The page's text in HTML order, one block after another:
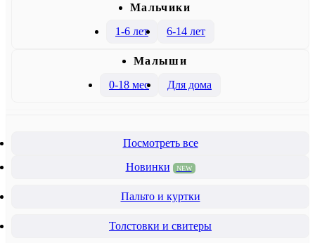
Mальчики
1-6 лет
6-14 лет
Малыши
0-18 мес
Для дома
Посмотреть все
Новинки
NEW
Пальто и куртки
Толстовки и свитеры